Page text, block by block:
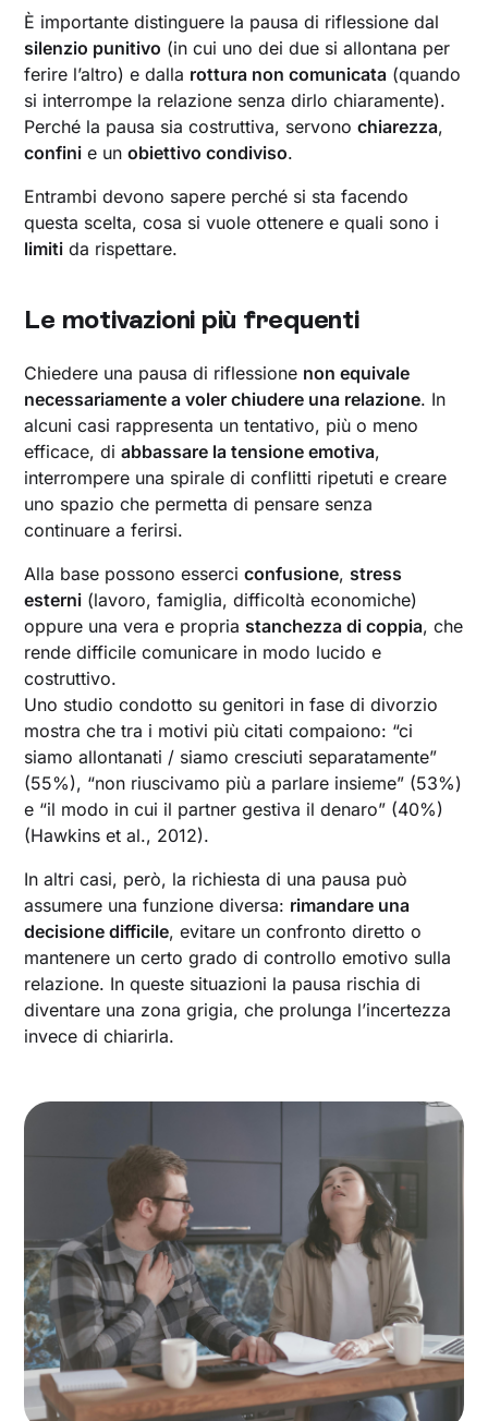
È importante distinguere la pausa di riflessione dal
silenzio punitivo (in cui uno dei due si allontana per
ferire l’altro) e dalla rottura non comunicata (quando
si interrompe la relazione senza dirlo chiaramente).
Perché la pausa sia costruttiva, servonochiarezza,
confini e unobiettivo condiviso.
Entrambi devono sapere perché si sta facendo
questa scelta, cosa si vuole ottenere e quali sono i
limiti da rispettare.
Le motivazioni più frequenti
Chiedere una pausa di riflessione non equivale
necessariamente a voler chiudere una relazione. In
alcuni casi rappresenta un tentativo, più o meno
efficace, diabbassare la tensione emotiva,
interrompere una spirale di conflitti ripetuti e creare
uno spazio che permetta di pensare senza
continuare a ferirsi.
Alla base possono esserciconfusione, stress
esterni (lavoro, famiglia, difficoltà economiche)
oppure una vera e propria stanchezza di coppia, che
rende difficile comunicare in modo lucido e
costruttivo.
Uno studio condotto su genitori in fase di divorzio
mostra che tra i motivi più citati compaiono: “ci
siamo allontanati / siamo cresciuti separatamente”
(55%), “non riuscivamo più a parlare insieme” (53%)
e “il modo in cui il partner gestiva il denaro” (40%)
(Hawkins et al., 2012).
In altri casi, però, la richiesta di una pausa può
assumere una funzione diversa: rimandare una
decisione difficile, evitare un confronto diretto o
mantenere un certo grado di controllo emotivo sulla
relazione. In queste situazioni la pausa rischia di
diventare una zona grigia, che prolunga l’incertezza
invece di chiarirla.